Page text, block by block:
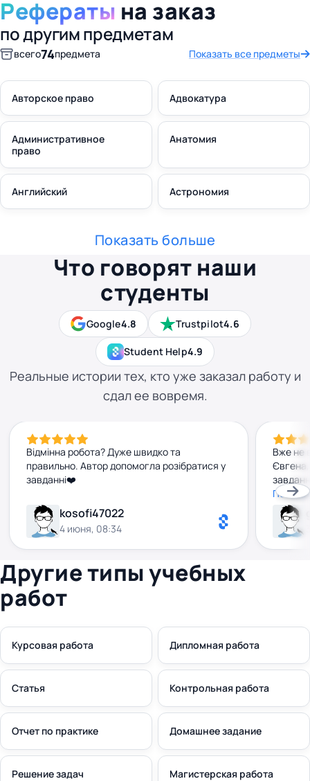
Рефераты на заказ
по другим предметам
всего74предмета Показать все предметы
Авторское право Адвокатура
Административное
право
Анатомия
Английский Астрономия
Показать больше
Google4.8 Trustpilot4.6
Student Help4.9
Что говорят наши
студенты
Реальные истории тех, кто уже заказал работу и
сдал ее вовремя.
Відмінна робота? Дуже швидко та
правильно. Автор допомогла розібратися у
завданні❤️
kosofi47022
4 июня, 08:34
Вже не
дуже
Другие типы учебных
работ
Курсовая работа Дипломная работа
Статья Контрольная работа
Отчет по практике Домашнее задание
Решение задач Магистерская работа